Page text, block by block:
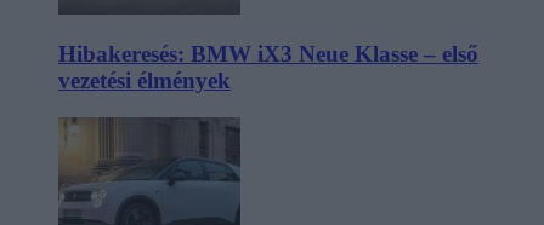
Hibakeresés: BMW iX3 Neue Klasse – első
vezetési élmények